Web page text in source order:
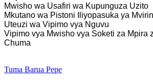
Mwisho wa Usafiri wa Kupunguza Uzito
Mkutano wa Pistoni Iliyopasuka ya
Uteuzi wa Vipimo vya Nguvu
Vipimo vya Mwisho vya Soketi za Mpira
Chuma
Tuma Barua Pepe